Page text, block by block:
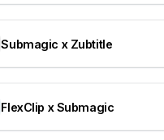
Submagic x Zubtitle
FlexClip x Submagic